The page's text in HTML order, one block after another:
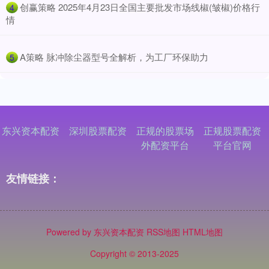
4 ​创赢策略 2025年4月23日全国主要批发市场线椒(皱椒)价格行
情
5 ​A策略 脉冲除尘器型号全解析，为工厂环保助力
东兴资本配资 深圳股票配资
正规的股票场
外配资平台
正规股票配资
平台官网
友情链接：
Powered by 东兴资本配资 RSS地图 HTML地图
Copyright © 2013-2025